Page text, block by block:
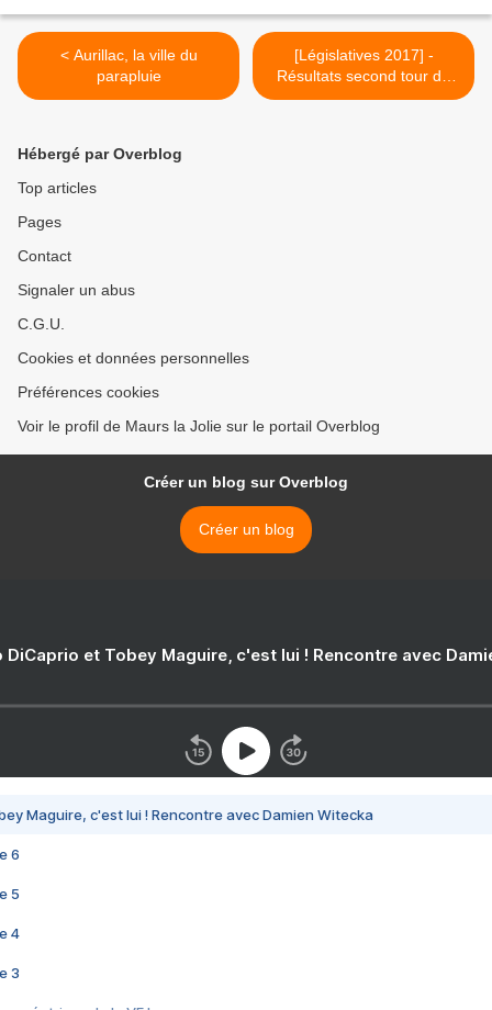
< Aurillac, la ville du
parapluie
[Législatives 2017] -
Résultats second tour du
Cantal >
Hébergé par Overblog
Top articles
Pages
Contact
Signaler un abus
C.G.U.
Cookies et données personnelles
Préférences cookies
Voir le profil de Maurs la Jolie sur le portail Overblog
Créer un blog sur Overblog
Créer un blog
DiCaprio et Tobey Maguire, c'est lui ! Rencontre avec
Maguire, c'est lui ! Rencontre avec Damien Witecka
6
5
4
3